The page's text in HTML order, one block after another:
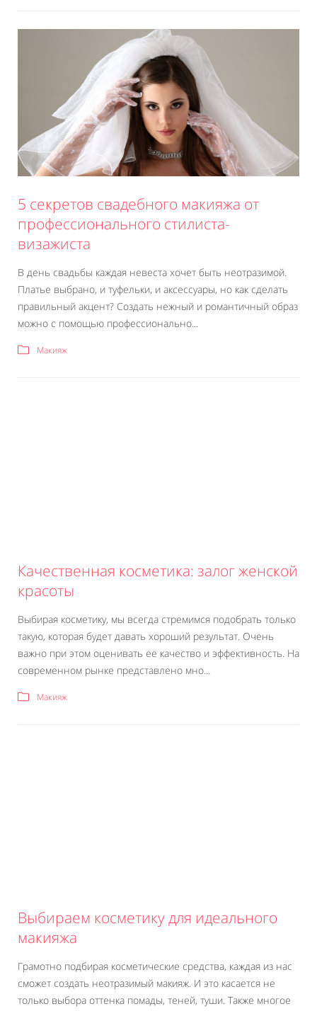
5 секретов свадебного макияжа от
профессионального стилиста-
визажиста
В день свадьбы каждая невеста хочет быть неотразимой.
Платье выбрано, и туфельки, и аксессуары, но как сделать
правильный акцент? Создать нежный и романтичный образ
можно с помощью профессионально...
Макияж
Качественная косметика: залог женской
красоты
Выбирая косметику, мы всегда стремимся подобрать только
такую, которая будет давать хороший результат. Очень
важно при этом оценивать ее качество и эффективность. На
современном рынке представлено мно...
Макияж
Выбираем косметику для идеального
макияжа
Грамотно подбирая косметические средства, каждая из нас
сможет создать неотразимый макияж. И это касается не
только выбора оттенка помады, теней, туши. Также многое